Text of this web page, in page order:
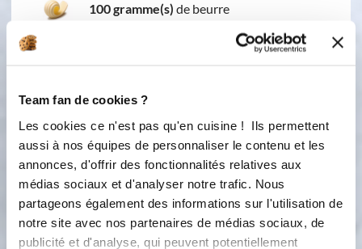
Team fan de cookies ?
Les cookies ce n'est pas qu'en cuisine ! Ils permettent
aussi à nos équipes de personnaliser le contenu et les
annonces, d'offrir des fonctionnalités relatives aux
médias sociaux et d'analyser notre trafic. Nous
partageons également des informations sur l'utilisation de
notre site avec nos partenaires de médias sociaux, de
publicité et d'analyse, qui peuvent potentiellement
100 gramme(s) de beurre
80 gramme(s)de farine